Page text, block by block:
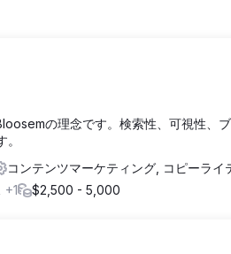
の理念です。検索性、可視性、
コンテンツマーケティング, コピーライ
+1 $2,500 - 5,000